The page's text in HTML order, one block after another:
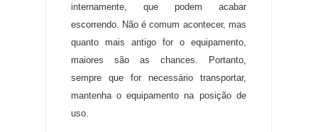
internamente, que podem acabar
escorrendo
Não é comum acontecer, mas
quanto mais antigo for o equipamento,
maiores são as chances
Portanto,
sempre que for necessário transportar,
mantenha o equipamento na posição de
uso